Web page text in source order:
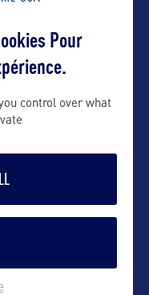
Pour
control over what